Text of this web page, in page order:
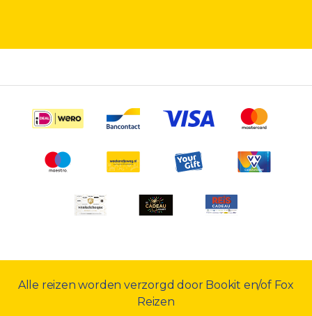
Alle reizen worden verzorgd door Bookit en/of Fox
Reizen